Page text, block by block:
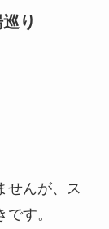
り
せんが、ス
す。